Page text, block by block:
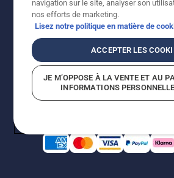
indiqués sont des prix de vente
contractuelles. Tous les prix
disponible pour un achat
Mentions légalesPolitique
Conditions d'utilisation Avis de
Égalité hommes femmesSignalement de
navigation sur le site, analyser son
nos efforts de marketing.
Lisez notre politique en matière de
ACCEPTER LES
JE M’OPPOSE À LA VENTE ET AU
INFORMATIONS